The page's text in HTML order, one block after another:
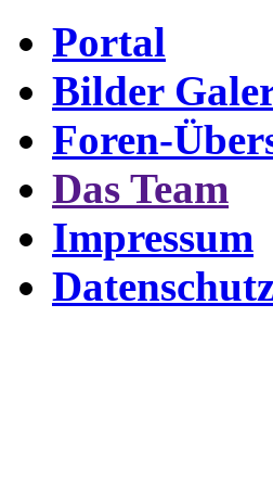
Portal
Bilder
Foren-
Das Team
Impressum